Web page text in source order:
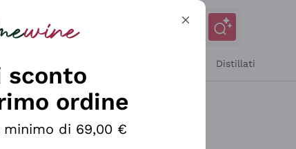
Distillati
e Shop Online
da qui!
sconto
ordine
di 69,00 €